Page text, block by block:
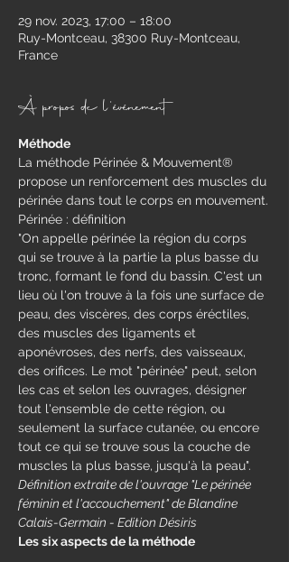
29 nov. 2023, 17:00 – 18:00
Ruy-Montceau, 38300 Ruy-Montceau,
France
À propos de l'événement
Méthode
​La méthode Périnée & Mouvement®
propose un renforcement des muscles du
périnée dans tout le corps en mouvement.​
Périnée : définition
"On appelle périnée la région du corps
qui se trouve à la partie la plus basse du
tronc, formant le fond du bassin. C'est un
lieu où l'on trouve à la fois une surface de
peau, des viscères, des corps éréctiles,
des muscles des ligaments et
aponévroses, des nerfs, des vaisseaux,
des orifices. Le mot "périnée" peut, selon
les cas et selon les ouvrages, désigner
tout l'ensemble de cette région, ou
seulement la surface cutanée, ou encore
tout ce qui se trouve sous la couche de
muscles la plus basse, jusqu'à la peau".
Définition extraite de l'ouvrage "Le périnée
féminin et l'accouchement" de Blandine
Calais-Germain - Edition Désiris
​Les six aspects de la méthode